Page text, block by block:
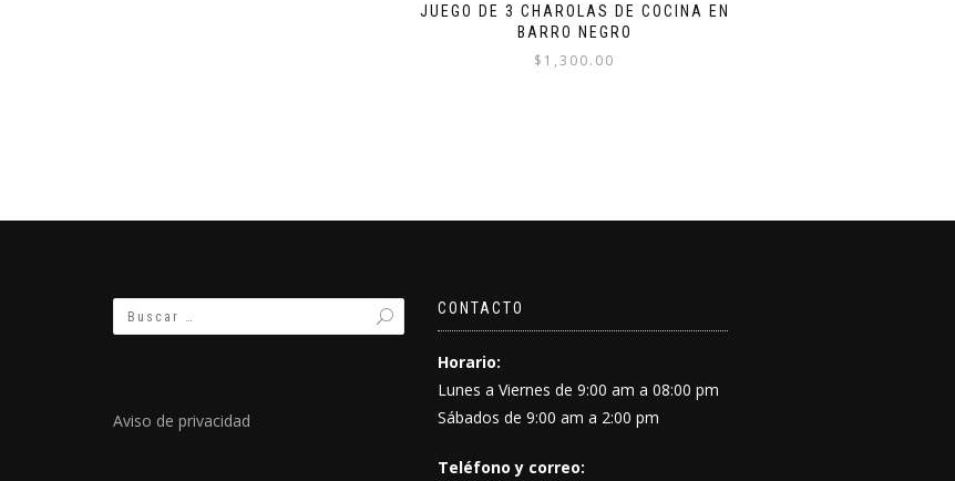
JUEGO DE 3 CHAROLAS DE COCINA EN
BARRO NEGRO
$ 1,300.00
Aviso de privacidad
CONTACTO
Horario:
Lunes a Viernes de 9:00 am a 08:00 pm
Sábados de 9:00 am a 2:00 pm
Teléfono y correo: